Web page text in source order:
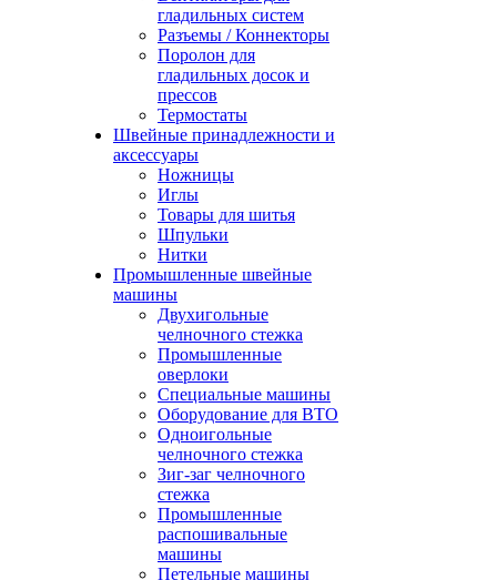
гладильных систем
Разъемы / Коннекторы
Поролон для
гладильных досок и
прессов
Термостаты
Швейные принадлежности и
аксессуары
Ножницы
Иглы
Товары для шитья
Шпульки
Нитки
Промышленные швейные
машины
Двухигольные
челночного стежка
Промышленные
оверлоки
Специальные машины
Оборудование для ВТО
Одноигольные
челночного стежка
Зиг-заг челночного
стежка
Промышленные
распошивальные
машины
Петельные машины